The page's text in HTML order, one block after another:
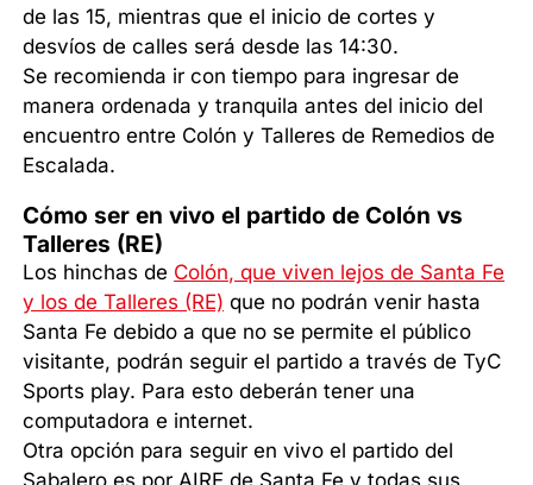
de las 15, mientras que el inicio de cortes y
desvíos de calles será desde las 14:30.
Se recomienda ir con tiempo para ingresar de
manera ordenada y tranquila antes del inicio del
encuentro entre Colón y Talleres de Remedios de
Escalada.
Cómo ser en vivo el partido de Colón vs
Talleres (RE)
Los hinchas de Colón, que viven lejos de Santa Fe
y los de Talleres (RE) que no podrán venir hasta
Santa Fe debido a que no se permite el público
visitante, podrán seguir el partido a través de TyC
Sports play. Para esto deberán tener una
computadora e internet.
Otra opción para seguir en vivo el partido del
Sabalero es por AIRE de Santa Fe y todas sus